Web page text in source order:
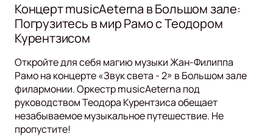
Концерт musicAeterna в Большом зале:
Погрузитесь в мир Рамо с Теодором
Курентзисом
Откройте для себя магию музыки Жан-Филиппа
Рамо на концерте «Звук света - 2» в Большом зале
филармонии. Оркестр musicAeterna под
руководством Теодора Курентзиса обещает
незабываемое музыкальное путешествие. Не
пропустите!